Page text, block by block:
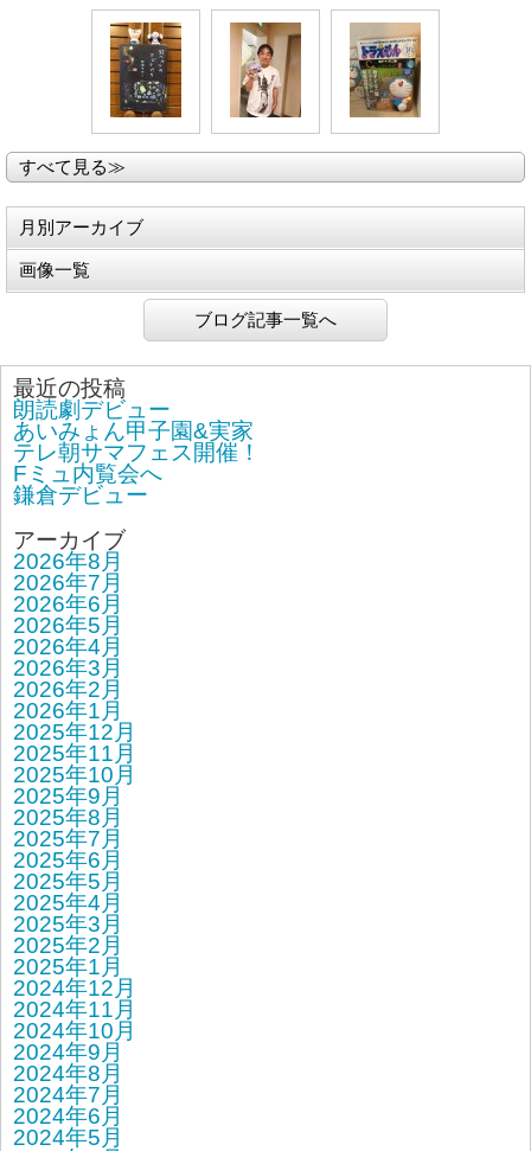
すべて見る≫
月別アーカイブ
画像一覧
ブログ記事一覧へ
最近の投稿
朗読劇デビュー
あいみょん甲子園&実家
テレ朝サマフェス開催！
Fミュ内覧会へ
鎌倉デビュー
アーカイブ
2026年8月
2026年7月
2026年6月
2026年5月
2026年4月
2026年3月
2026年2月
2026年1月
2025年12月
2025年11月
2025年10月
2025年9月
2025年8月
2025年7月
2025年6月
2025年5月
2025年4月
2025年3月
2025年2月
2025年1月
2024年12月
2024年11月
2024年10月
2024年9月
2024年8月
2024年7月
2024年6月
2024年5月